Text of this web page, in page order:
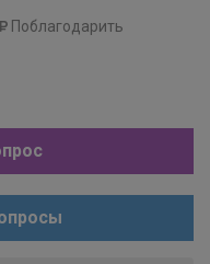
Поблагодарить